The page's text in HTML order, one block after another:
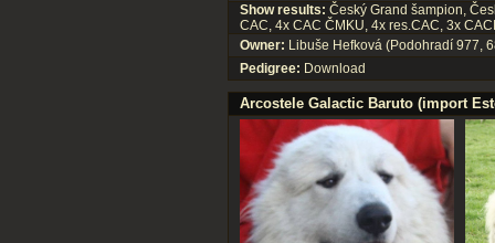
Show results: Český Grand šampion,
CAC, 4x CAC ČMKU, 4x res.CAC, 3x
Owner: Libuše Hefková (Podohradí 977,
Pedigree: Download
Arcostele Galactic Baruto (import